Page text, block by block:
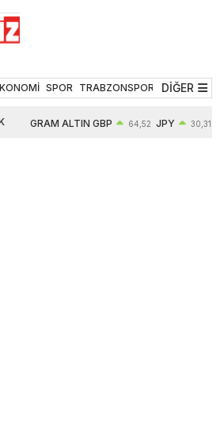
SPOR TRABZONSPOR TEKNOLOJİ
DİĞER
GRAM ALTIN GBP 64,52 JPY 30,31